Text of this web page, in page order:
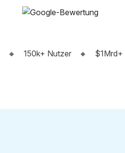
🔸 150k+ Nutzer 🔸 $1Mrd+